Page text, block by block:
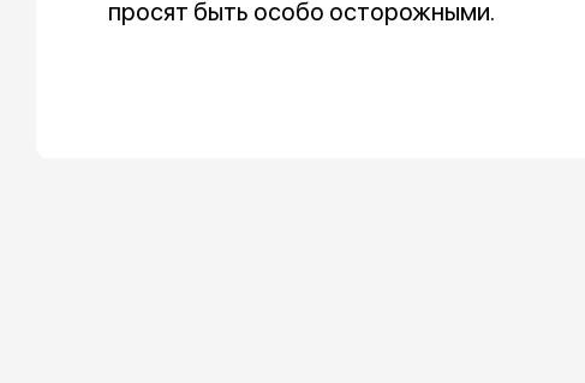
просят быть особо осторожными.